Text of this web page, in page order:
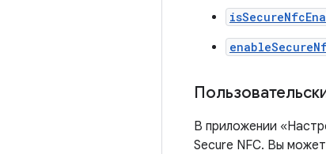
В приложении
Secure NFC. Вы